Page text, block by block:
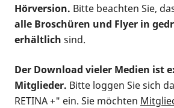
Hörversion. Bitte beachten Sie,
alle Broschüren und Flyer in
erhältlich sind.
Der Download vieler Medien ist
Mitglieder. Bitte loggen Sie sich
RETINA +" ein. Sie möchten